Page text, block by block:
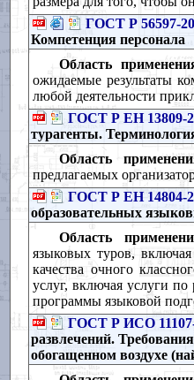
ГОСТ Р 56597-
Компетенция персонала
Область
ожидаемые результаты
любой деятельности
ГОСТ Р ЕН 13809-
турагенты.
Область
предлагаемых
ГОСТ Р ЕН 14804-
образовательных
Область
языковых туров,
качества очного
услуг, включая услуги
программы языковой
ГОСТ Р ИСО
развлечений.
обогащенном воздухе